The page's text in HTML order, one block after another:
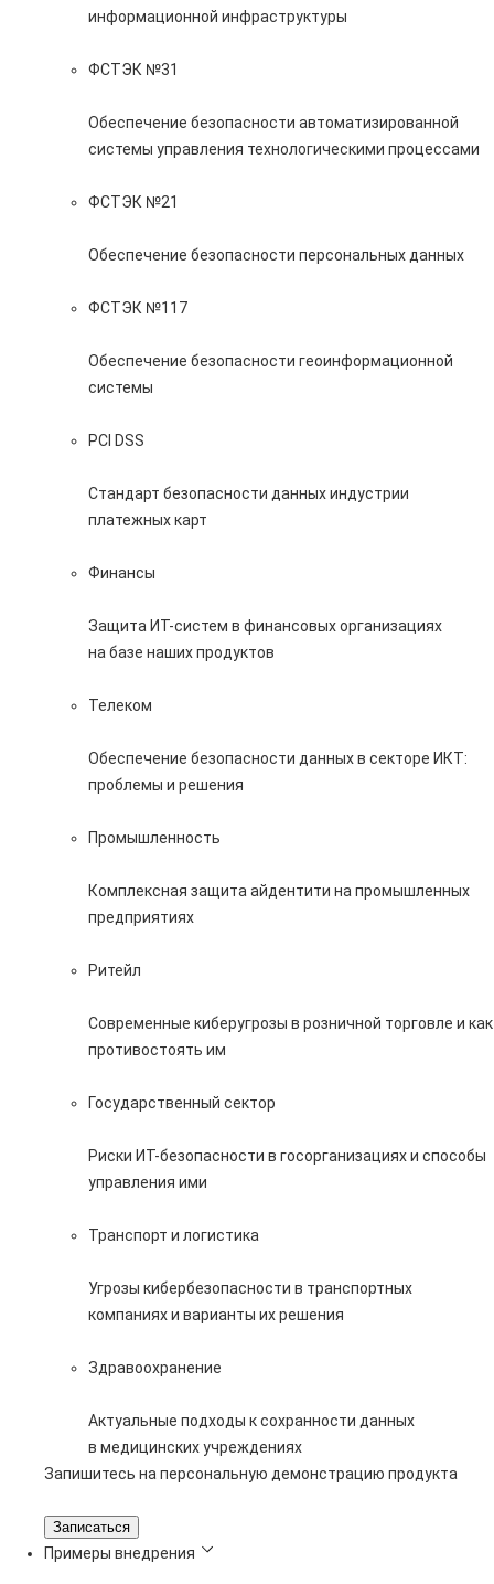
информационной инфраструктуры
ФСТЭК №31
Обеспечение безопасности автоматизированной
системы управления технологическими процессами
ФСТЭК №21
Обеспечение безопасности персональных данных
ФСТЭК №117
Обеспечение безопасности геоинформационной
системы
PCI DSS
Стандарт безопасности данных индустрии
платежных карт
Финансы
Защита ИТ-систем в финансовых организациях
на базе наших продуктов
Телеком
Обеспечение безопасности данных в секторе ИКТ:
проблемы и решения
Промышленность
Комплексная защита айдентити на промышленных
предприятиях
Ритейл
Современные киберугрозы в розничной торговле и как
противостоять им
Государственный сектор
Риски ИТ-безопасности в госорганизациях и способы
управления ими
Транспорт и логистика
Угрозы кибербезопасности в транспортных
компаниях и варианты их решения
Здравоохранение
Актуальные подходы к сохранности данных
в медицинских учреждениях
Запишитесь на персональную демонстрацию продукта
Записаться
Примеры внедрения